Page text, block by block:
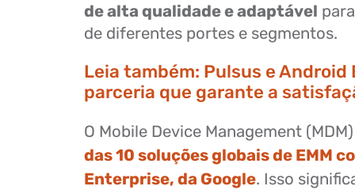
de alta qualidade e adaptável
de diferentes portes e segmentos.
Leia também: Pulsus e Android
parceria que garante a
O Mobile Device Management
das 10 soluções globais de EMM
Enterprise, da Google. Isso